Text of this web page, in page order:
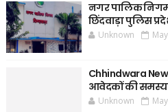
नगर पालिक निगम
छिंदवाड़ा पुलिस
Unknown
Chhindwara
आवेदकों की
Unknown